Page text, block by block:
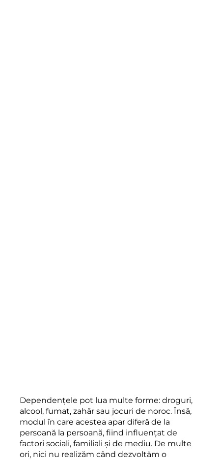
Dependențele pot lua multe forme: droguri,
alcool, fumat, zahăr sau jocuri de noroc. Însă,
modul în care acestea apar diferă de la
persoană la persoană, fiind influențat de
factori sociali, familiali și de mediu. De multe
ori, nici nu realizăm când dezvoltăm o